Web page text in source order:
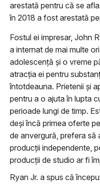
arestată pentru că se
în 2018 a fost arestată
Fostul ei impresar, John
a internat de mai multe
adolescenţă şi o vreme
atracţia ei pentru
întotdeauna. Prietenii şi
pentru a o ajuta în lupta
perioade lungi de timp.
deşi încă primea oferte
de anvergură, prefera să
producţii independente,
producţii de studio ar fi
Ryan Jr. a spus că